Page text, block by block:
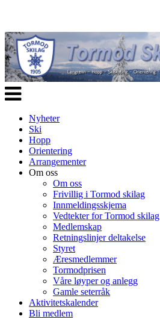
Veksle
navigasjon
Nyheter
Ski
Hopp
Orientering
Arrangementer
Om oss
Om oss
Frivillig i Tormod skilag
Innmeldingsskjema
Vedtekter for Tormod skilag
Medlemskap
Retningslinjer deltakelse
Styret
Æresmedlemmer
Tormodprisen
Våre løyper og anlegg
Gamle seterråk
Aktivitetskalender
Bli medlem